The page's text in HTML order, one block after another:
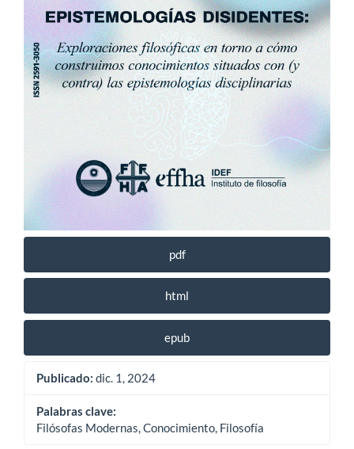
pdf
html
epub
Publicado: dic. 1, 2024
Palabras clave:
Filósofas Modernas, Conocimiento, Filosofía